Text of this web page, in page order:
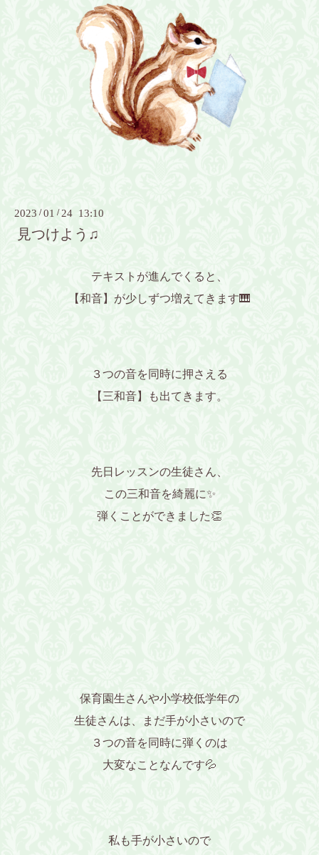
2023 /01 / 24 13:10
見つけよう♫
テキストが進んでくると、
【和音】が少しずつ増えてきます🎹
３つの音を同時に押さえる
【三和音】も出てきます。
先日レッスンの生徒さん、
この三和音を綺麗に✨
弾くことができました👏
保育園生さんや小学校低学年の
生徒さんは、まだ手が小さいので
３つの音を同時に弾くのは
大変なことなんです💦
私も手が小さいので